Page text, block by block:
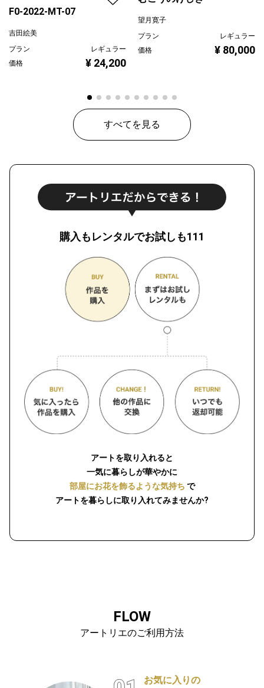
F0-2022-MT-07
吉田絵美
プラン
レギュラー
価格
¥ 24,200
望月寛子
プラン
レギュラー
価格
¥ 80,000
すべてを見る
購入もレンタルでお試しも111
アートを取り入れると
一気に暮らしが華やかに
部屋にお花を飾るような気持ち で
アートを暮らしに取り入れてみませんか?
FLOW
アートリエのご利用方法
お気に入りの